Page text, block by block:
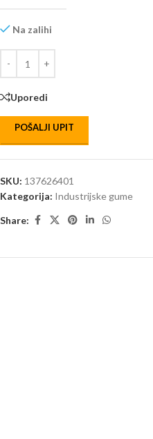
Na zalihi
Uporedi
POŠALJI UPIT
SKU: 137626401
Kategorija: Industrijske gume
Share: